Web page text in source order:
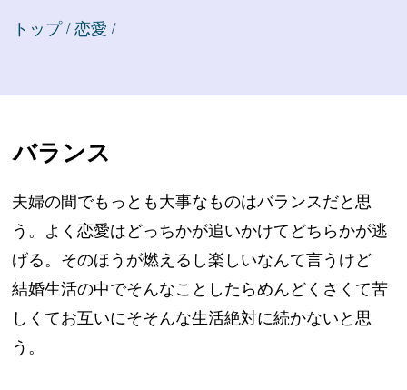
バランス
夫婦の間でもっとも大事なものはバランスだと思
う。よく恋愛はどっちかが追いかけてどちらかが逃
げる。そのほうが燃えるし楽しいなんて言うけど
結婚生活の中でそんなことしたらめんどくさくて苦
しくてお互いにそそんな生活絶対に続かないと思
う。
トップ / 恋愛 /